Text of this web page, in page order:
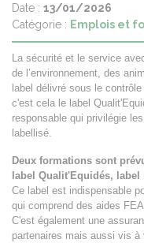
Date : 13/01/2026
Catégorie : Emplois et
La sécurité et le service
de l’environnement, des
label délivré sous le
c'est cela le label
responsable qui privilégie
labellisé.
Deux formations sont
label Qualit'Equidés,
Ce label est indispensable
qui comprend des aides
C'est également une
partenaires mais aussi vis à